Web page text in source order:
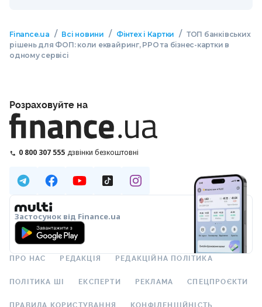
Finance.ua / Всі новини / Фінтех і Картки / ТОП банківських
рішень для ФОП: коли еквайринг, РРО та бізнес-картки в
одному сервісі
Розраховуйте на
0 800 307 555 дзвінки безкоштовні
Застосунок від Finance.ua
ПРО НАС РЕДАКЦІЯ РЕДАКЦІЙНА ПОЛІТИКА
ПОЛІТИКА ШІ ЕКСПЕРТИ РЕКЛАМА СПЕЦПРОЄКТИ
ПРАВИЛА КОРИСТУВАННЯ КОНФІДЕНЦІЙНІСТЬ